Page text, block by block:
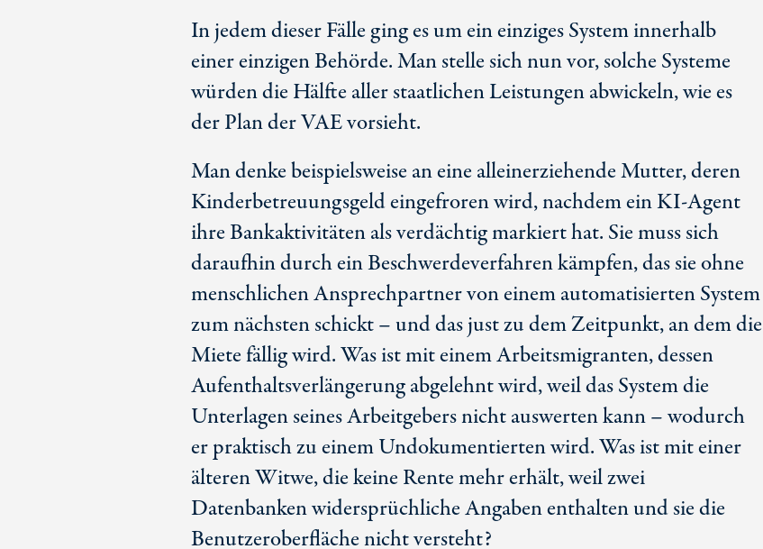
In jedem dieser Fälle ging es um ein einziges System innerhalb
einer einzigen Behörde. Man stelle sich nun vor, solche Systeme
würden die Hälfte aller staatlichen Leistungen abwickeln, wie es
der Plan der VAE vorsieht.
Man denke beispielsweise an eine alleinerziehende Mutter, deren
Kinderbetreuungsgeld eingefroren wird, nachdem ein KI-Agent
ihre Bankaktivitäten als verdächtig markiert hat. Sie muss sich
daraufhin durch ein Beschwerdeverfahren kämpfen, das sie ohne
menschlichen Ansprechpartner von einem automatisierten System
zum nächsten schickt – und das just zu dem Zeitpunkt, an dem die
Miete fällig wird. Was ist mit einem Arbeitsmigranten, dessen
Aufenthaltsverlängerung abgelehnt wird, weil das System die
Unterlagen seines Arbeitgebers nicht auswerten kann – wodurch
er praktisch zu einem Undokumentierten wird. Was ist mit einer
älteren Witwe, die keine Rente mehr erhält, weil zwei
Datenbanken widersprüchliche Angaben enthalten und sie die
Benutzeroberfläche nicht versteht?